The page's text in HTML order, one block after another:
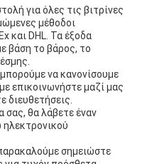
για όλες τις βιτρίνες
μέθοδοι
και DHL. Τα έξοδα
βάση το βάρος, το
να κανονίσουμε
επικοινωνήστε μαζί μας
διευθετήσεις.
σας, θα λάβετε έναν
παρακαλούμε σημειώστε